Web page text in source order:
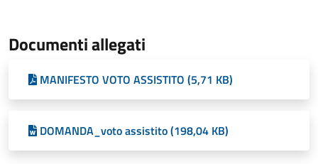
Documenti allegati
MANIFESTO VOTO ASSISTITO (5,71 KB)
DOMANDA_voto assistito (198,04 KB)